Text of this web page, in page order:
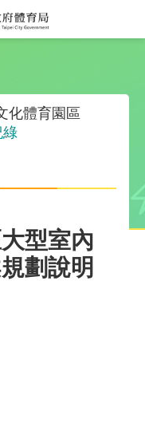
化體育園區
綠
型室內
劃說明